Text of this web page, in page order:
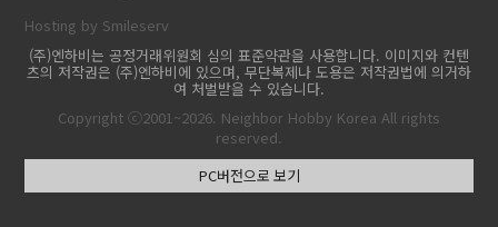
Hosting by Smileserv
(주)엔하비는 공정거래위원회 심의 표준약관을 사용합니다. 이미지와 컨텐
츠의 저작권은 (주)엔하비에 있으며, 무단복제나 도용은 저작권법에 의거하
여 처벌받을 수 있습니다.
Copyright ⓒ2001~2026. Neighbor Hobby Korea All rights
reserved.
PC버전으로 보기